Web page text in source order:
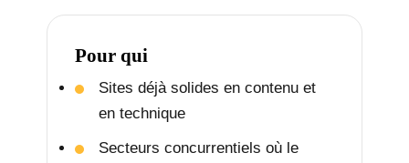
Pour qui
Sites déjà solides en contenu et
en technique
Secteurs concurrentiels où le